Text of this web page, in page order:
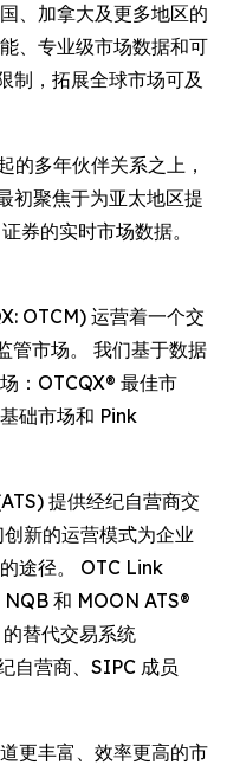
、加拿大及更多地区的
、专业级市场数据和可
，拓展全球市场可及
的多年伙伴关系之上，
初聚焦于为亚太地区提
券的实时市场数据。
OTCM) 运营着一个交
管市场。 我们基于数据
：OTCQX® 最佳市
础市场和 Pink
提供经纪自营商交
新的运营模式为企业
途径。 OTC Link
和 MOON ATS®
替代交易系统
自营商、SIPC 成员
更丰富、效率更高的市